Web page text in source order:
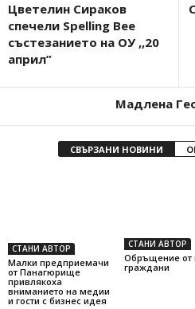
Цветелин Сираков
спечели Spelling Bee
състезанието на ОУ ,,20
април”
Мадлена
СВЪРЗАНИ НОВИНИ
СТАНИ АВТОР
Малки предприемачи
от Панагюрище
привлякоха
вниманието на медии
и гости с бизнес идея
СТАНИ АВТОР
Обръщение от
граждани